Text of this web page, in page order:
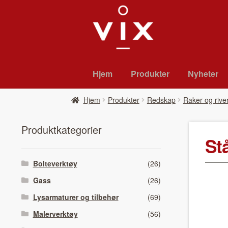
til
navigasjon
til
innhold
Hjem Pro­duk­ter Nyheter
Hjem Pro­duk­ter Redskap Raker og
Pro­duk­tkat­e­gori­er
Bolteverktøy
(26)
Gass
(26)
Lysarmaturer og tilbehør
(69)
Malerverktøy
(56)